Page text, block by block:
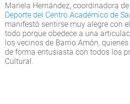
Mariela Hernández, coordinadora
Deporte del Centro Académico de
manifestó sentirse muy alegre con
todo porque obedece a una
los vecinos de Barrio Amón,
de forma entusiasta con todos los
Cultural.